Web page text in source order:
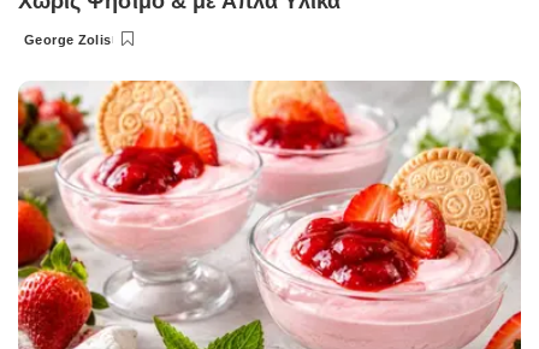
Posted
George Zolis